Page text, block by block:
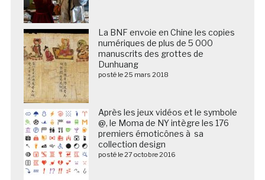
La BNF envoie en Chine les copies
numériques de plus de 5 000
manuscrits des grottes de
Dunhuang
posté le 25 mars 2018
Après les jeux vidéos et le symbole
@, le Moma de NY intègre les 176
premiers émoticônes à sa
collection design
posté le 27 octobre 2016